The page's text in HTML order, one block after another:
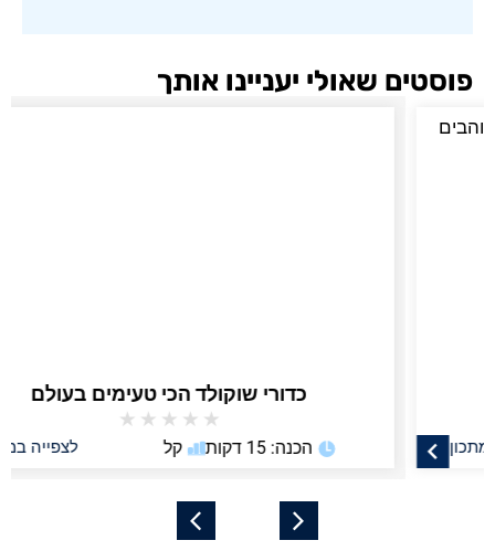
פוסטים שאולי יעניינו אותך
כדורי שוקולד הכי טעימים בעולם
★
★
לצפייה במתכון קל